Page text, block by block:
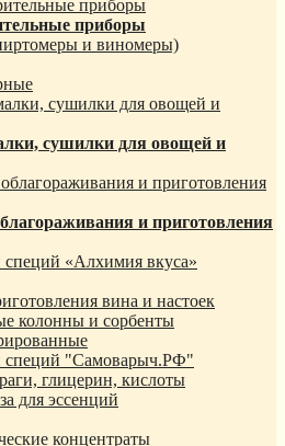
приборы
и виномеры)
сушилки для овощей и
и приготовления
«Алхимия вкуса»
вина и настоек
колонны и сорбенты
специй "Самоварыч.РФ"
глицерин, кислоты
для эссенций
концентраты